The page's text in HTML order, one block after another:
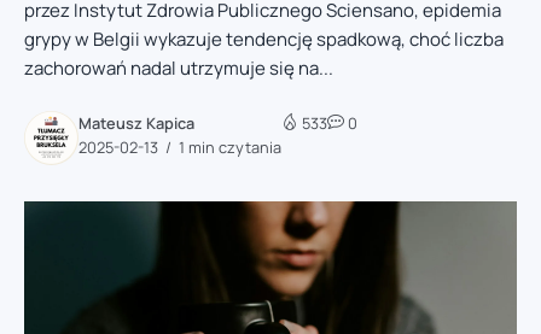
przez Instytut Zdrowia Publicznego Sciensano, epidemia
grypy w Belgii wykazuje tendencję spadkową, choć liczba
zachorowań nadal utrzymuje się na...
Mateusz Kapica
2025-02-13
1 min czytania
533 0